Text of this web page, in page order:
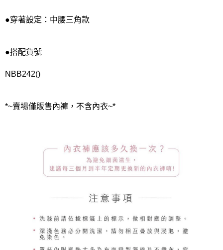
●穿著設定：中腰三角款
●搭配貨號
NBB242()
*~賣場僅販售內褲，不含內衣~*